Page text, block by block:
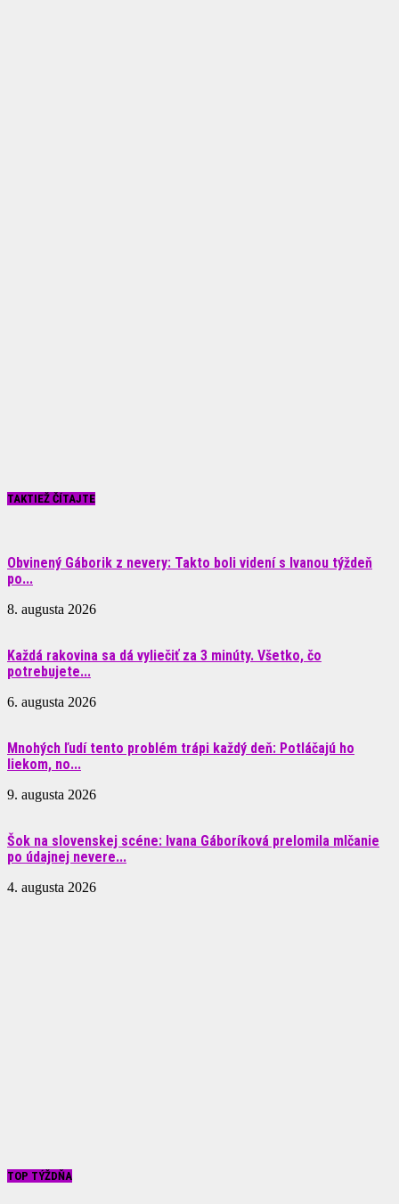
TAKTIEŽ ČÍTAJTE
Obvinený Gáborik z nevery: Takto boli videní s Ivanou týždeň
po...
8. augusta 2026
Každá rakovina sa dá vyliečiť za 3 minúty. Všetko, čo
potrebujete...
6. augusta 2026
Mnohých ľudí tento problém trápi každý deň: Potláčajú ho
liekom, no...
9. augusta 2026
Šok na slovenskej scéne: Ivana Gáboríková prelomila mlčanie
po údajnej nevere...
4. augusta 2026
TOP TÝŽDŇA